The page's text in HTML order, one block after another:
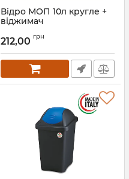
Відро МОП 10л кругле +
віджимач
212,00 грн